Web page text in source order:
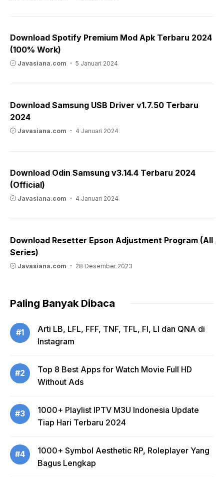
Download Spotify Premium Mod Apk Terbaru 2024
(100% Work)
Javasiana.com 5 Januari 2024
Download Samsung USB Driver v1.7.50 Terbaru
2024
Javasiana.com 4 Januari 2024
Download Odin Samsung v3.14.4 Terbaru 2024
(Official)
Javasiana.com 4 Januari 2024
Download Resetter Epson Adjustment Program (All
Series)
Javasiana.com 28 Desember 2023
Paling Banyak Dibaca
#1
Arti LB, LFL, FFF, TNF, TFL, FI, LI dan QNA di
Instagram
#2
Top 8 Best Apps for Watch Movie Full HD
Without Ads
#3
1000+ Playlist IPTV M3U Indonesia Update
Tiap Hari Terbaru 2024
#4
1000+ Symbol Aesthetic RP, Roleplayer Yang
Bagus Lengkap